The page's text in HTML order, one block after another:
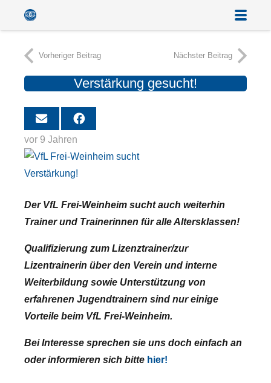
Vorheriger Beitrag Nächster Beitrag
Verstärkung gesucht!
vor 9 Jahren
Der VfL Frei-Weinheim sucht auch weiterhin
Trainer und Trainerinnen für alle Altersklassen!
Qualifizierung zum Lizenztrainer/zur
Lizentrainerin über den Verein und interne
Weiterbildung sowie Unterstützung von
erfahrenen Jugendtrainern sind nur einige
Vorteile beim VfL Frei-Weinheim.
Bei Interesse sprechen sie uns doch einfach an
oder informieren sich bitte hier!